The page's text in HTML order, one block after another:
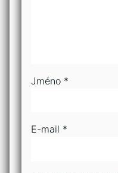
Jméno *
E-mail *